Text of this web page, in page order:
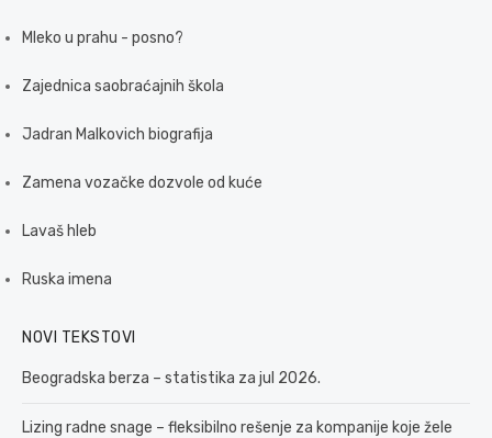
Mleko u prahu - posno?
Zajednica saobraćajnih škola
Jadran Malkovich biografija
Zamena vozačke dozvole od kuće
Lavaš hleb
Ruska imena
NOVI TEKSTOVI
Beogradska berza – statistika za jul 2026.
Lizing radne snage – fleksibilno rešenje za kompanije koje žele